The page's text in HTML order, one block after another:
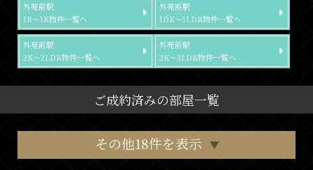
外苑前駅
1R～1K物件一覧へ
外苑前駅
1DK～1LDK物件一覧へ
外苑前駅
2K～2LDK物件一覧へ
外苑前駅
3K～3LDK物件一覧へ
ご成約済みの部屋一覧
その他18件を表示